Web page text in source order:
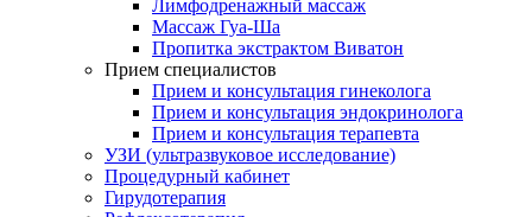
Лимфодренажный массаж
Массаж Гуа-Ша
Пропитка экстрактом Виватон
Прием специалистов
Прием и консультация гинеколога
Прием и консультация эндокринолога
Прием и консультация терапевта
УЗИ (ультразвуковое исследование)
Процедурный кабинет
Гирудотерапия